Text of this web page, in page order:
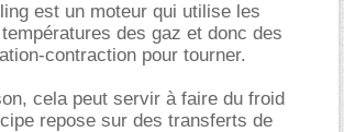
est un moteur qui utilise les
des gaz et donc des
contraction pour tourner.
cela peut servir à faire du froid
repose sur des transferts de